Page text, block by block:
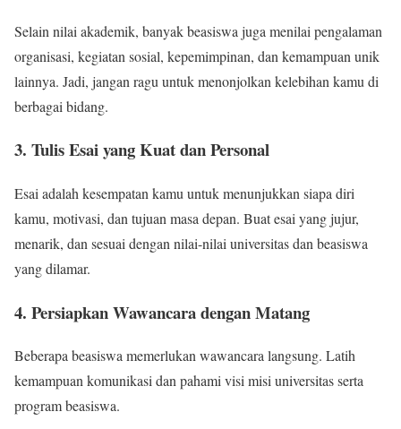
Selain nilai akademik, banyak beasiswa juga menilai pengalaman
organisasi, kegiatan sosial, kepemimpinan, dan kemampuan unik
lainnya. Jadi, jangan ragu untuk menonjolkan kelebihan kamu di
berbagai bidang.
3. Tulis Esai yang Kuat dan Personal
Esai adalah kesempatan kamu untuk menunjukkan siapa diri
kamu, motivasi, dan tujuan masa depan. Buat esai yang jujur,
menarik, dan sesuai dengan nilai-nilai universitas dan beasiswa
yang dilamar.
4. Persiapkan Wawancara dengan Matang
Beberapa beasiswa memerlukan wawancara langsung. Latih
kemampuan komunikasi dan pahami visi misi universitas serta
program beasiswa.